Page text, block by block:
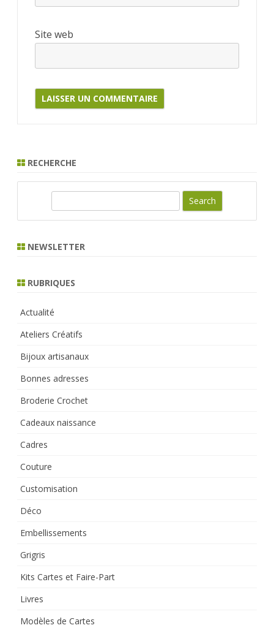
Site web
RECHERCHE
r
NEWSLETTER
RUBRIQUES
Actualité
Ateliers Créatifs
Bijoux artisanaux
Bonnes adresses
Broderie Crochet
Cadeaux naissance
Cadres
Couture
Customisation
Déco
Embellissements
Grigris
Kits Cartes et Faire-Part
Livres
Modèles de Cartes